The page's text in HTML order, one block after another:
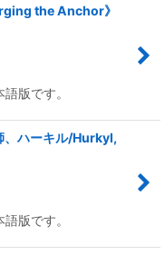
the Anchor》
版です。
、ハーキル/Hurkyl,
版です。